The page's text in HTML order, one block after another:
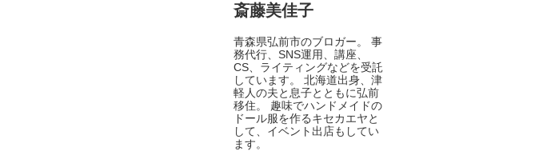
斎藤美佳子
青森県弘前市のブロガー。 事
務代行、SNS運用、講座、
CS、ライティングなどを受託
しています。 北海道出身、津
軽人の夫と息子とともに弘前
移住。 趣味でハンドメイドの
ドール服を作るキセカエヤと
して、イベント出店もしてい
ます。